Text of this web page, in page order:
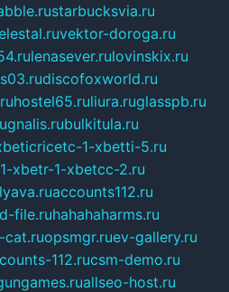
starbucksvia.ru
vektor-doroga.ru
lenasever.rulovinskix.ru
discofoxworld.ru
hostel65.ruliura.ruglasspb.ru
gnalis.rubulkitula.ru
1-xbetti-5.ru
xbetr-1-xbetcc-2.ru
accounts112.ru
file.ruhahahaharms.ru
cat.ruopsmgr.ruev-gallery.ru
112.rucsm-demo.ru
allseo-host.ru